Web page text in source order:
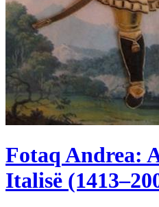
Fotaq Andrea:
Italisë